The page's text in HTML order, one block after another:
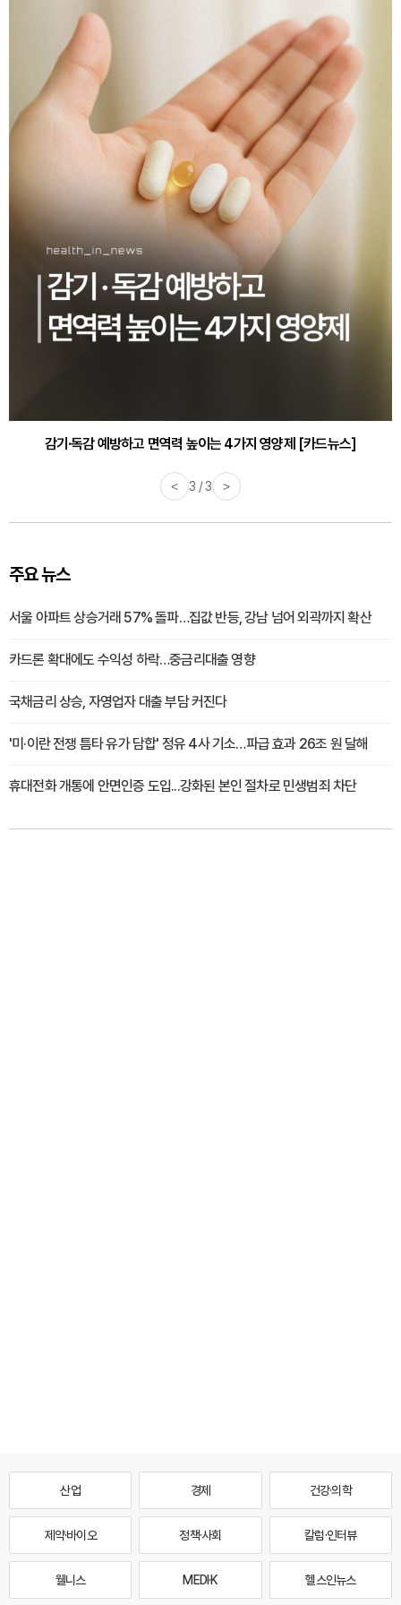
감기·독감 예방하고 면역력 높이는 4가지 영양제 [카드뉴스]
< 3 / 3 >
주요 뉴스
서울 아파트 상승거래 57% 돌파…집값 반등, 강남 넘어 외곽까지 확산
카드론 확대에도 수익성 하락…중금리대출 영향
국채금리 상승, 자영업자 대출 부담 커진다
'미·이란 전쟁 틈타 유가 담합' 정유 4사 기소…파급 효과 26조 원 달해
휴대전화 개통에 안면인증 도입...강화된 본인 절차로 민생범죄 차단
산업 경제 건강·의학
제약·바이오 정책·사회 칼럼·인터뷰
웰니스 MEDI·K 헬스인뉴스